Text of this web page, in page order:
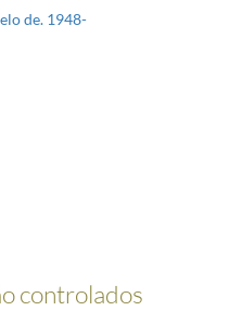
de. 1948-
controlados